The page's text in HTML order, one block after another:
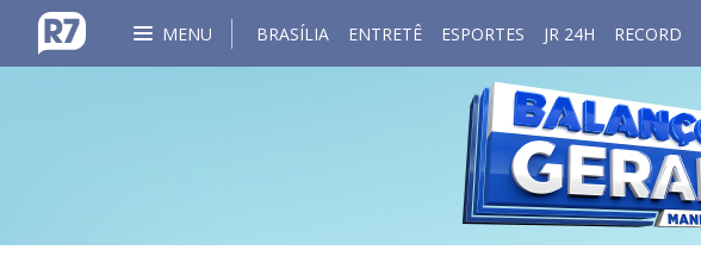
MENU BRASÍLIA ENTRETÊ ESPORTES JR 24H RECORD